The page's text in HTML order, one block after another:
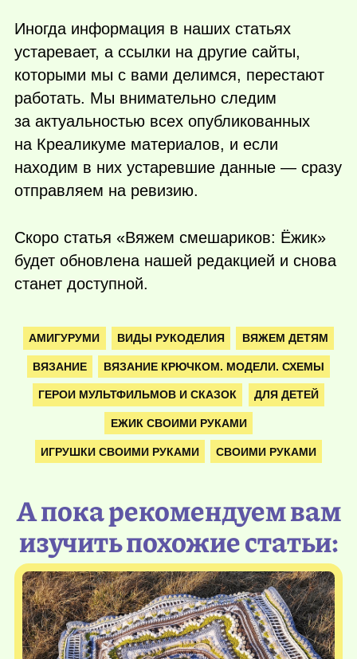
Иногда информация в наших статьях
устаревает, а ссылки на другие сайты,
которыми мы с вами делимся, перестают
работать. Мы внимательно следим
за актуальностью всех опубликованных
на Креаликуме материалов, и если
находим в них устаревшие данные — сразу
отправляем на ревизию.
Скоро статья «Вяжем смешариков: Ёжик»
будет обновлена нашей редакцией и снова
станет доступной.
АМИГУРУМИ ВИДЫ РУКОДЕЛИЯ ВЯЖЕМ ДЕТЯМ
ВЯЗАНИЕ ВЯЗАНИЕ КРЮЧКОМ. МОДЕЛИ. СХЕМЫ
ГЕРОИ МУЛЬТФИЛЬМОВ И СКАЗОК ДЛЯ ДЕТЕЙ
ЕЖИК СВОИМИ РУКАМИ
ИГРУШКИ СВОИМИ РУКАМИ СВОИМИ РУКАМИ
А пока рекомендуем вам
изучить похожие статьи: